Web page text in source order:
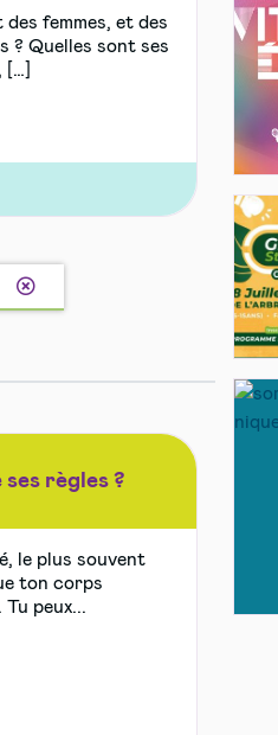
femmes, et des
? Quelles sont ses
Effacer
la
règles ?
le plus souvent
ton corps
peux...